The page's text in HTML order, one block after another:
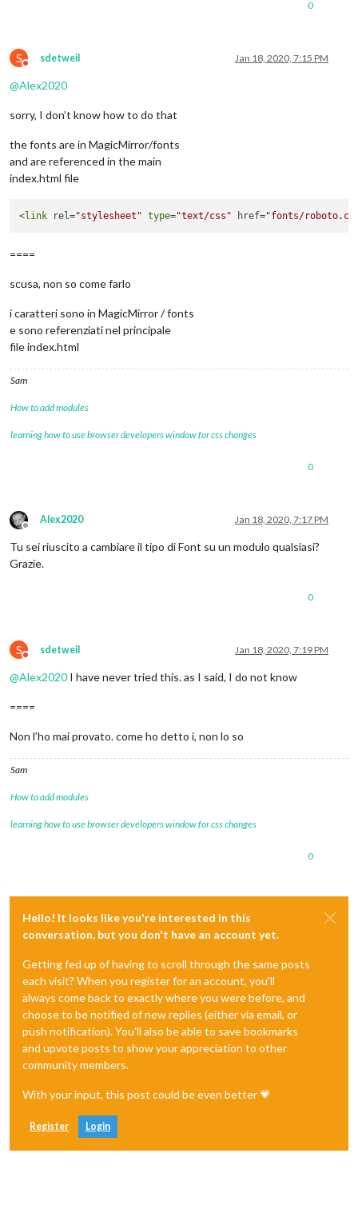
0
S
Do not disturb
sdetweil Jan 18, 2020, 7:15 PM
@Alex2020
sorry, I don’t know how to do that
the fonts are in MagicMirror/fonts
and are referenced in the main
index.html file
<link rel="stylesheet" type="text/css" href="fonts/
====
scusa, non so come farlo
i caratteri sono in MagicMirror / fonts
e sono referenziati nel principale
file index.html
Sam
How to add modules
learning how to use browser developers window for css changes
0
Offline
Alex2020 Jan 18, 2020, 7:17 PM
Tu sei riuscito a cambiare il tipo di Font su un modulo qualsiasi?
Grazie.
0
S
Do not disturb
sdetweil Jan 18, 2020, 7:19 PM
@Alex2020 I have never tried this. as I said, I do not know
====
Non l’ho mai provato. come ho detto i, non lo so
Sam
How to add modules
learning how to use browser developers window for css changes
0
Hello! It looks like you're interested in this
conversation, but you don't have an account yet.
Getting fed up of having to scroll through the same posts
each visit? When you register for an account, you'll
always come back to exactly where you were before, and
choose to be notified of new replies (either via email, or
push notification). You'll also be able to save bookmarks
and upvote posts to show your appreciation to other
community members.
With your input, this post could be even better 💗
Register Login